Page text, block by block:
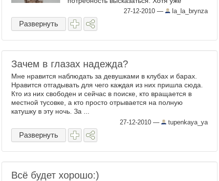
высказывалась не так давно. ...
27-12-2010 — la_la_brynza
Развернуть
Зачем в глазах надежда?
Мне нравится наблюдать за девушками в клубах и барах.
Нравится отгадывать для чего каждая из них пришла сюда.
Кто из них свободен и сейчас в поиске, кто вращается в
местной тусовке, а кто просто отрывается на полную
катушку в эту ночь. За ...
27-12-2010 — tupenkaya_ya
Развернуть
Всё будет хорошо:)